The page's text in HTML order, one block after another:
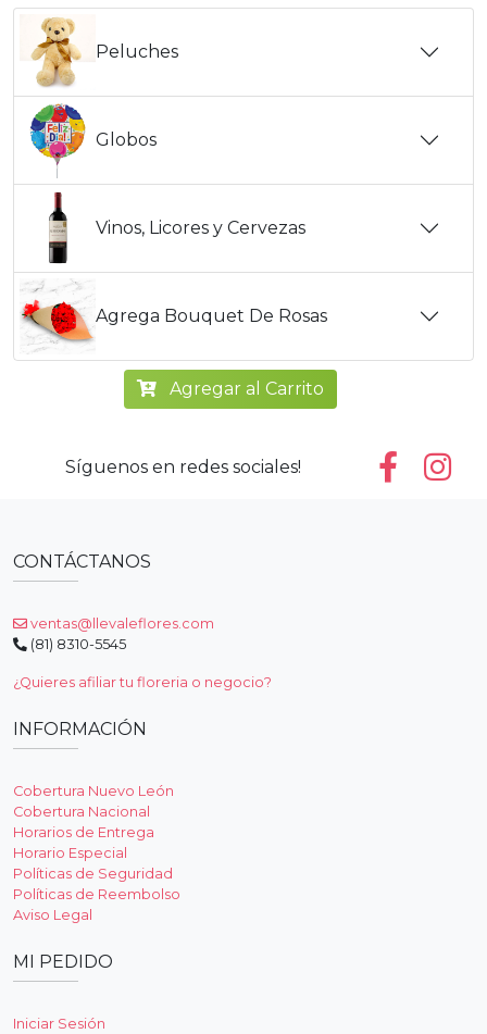
Peluches
Globos
Vinos, Licores y Cervezas
Agrega Bouquet De Rosas
Agregar al Carrito
Síguenos en redes sociales!
CONTÁCTANOS
ventas@llevaleflores.com
(81) 8310-5545
¿Quieres afiliar tu floreria o negocio?
INFORMACIÓN
Cobertura Nuevo León
Cobertura Nacional
Horarios de Entrega
Horario Especial
Políticas de Seguridad
Políticas de Reembolso
Aviso Legal
MI PEDIDO
Iniciar Sesión